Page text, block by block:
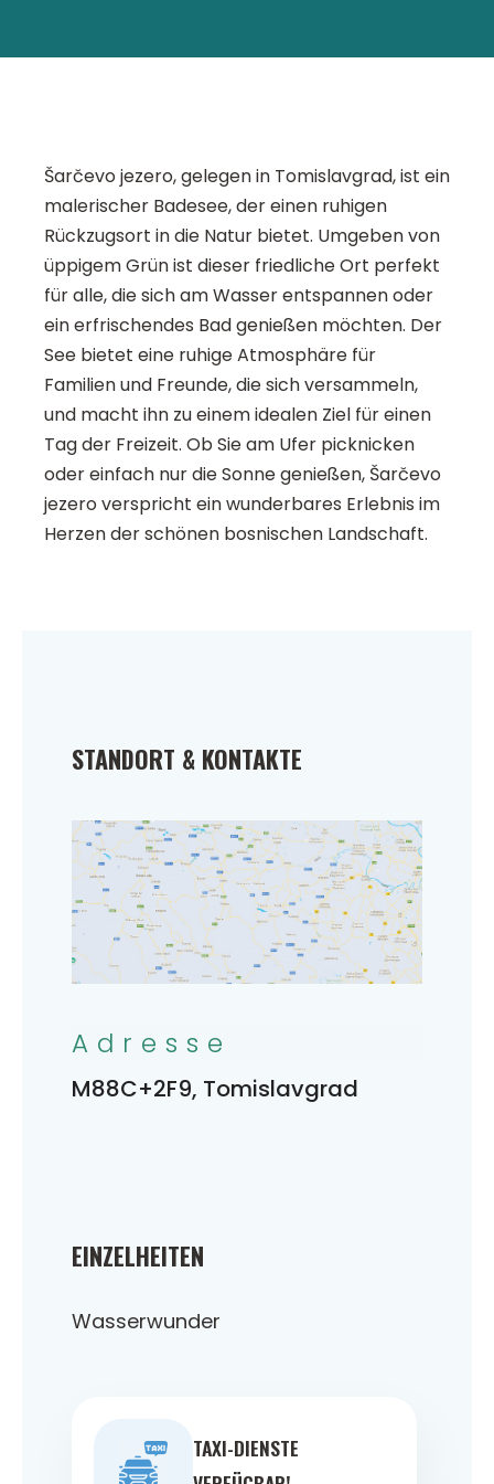
Šarčevo jezero, gelegen in Tomislavgrad, ist ein
malerischer Badesee, der einen ruhigen
Rückzugsort in die Natur bietet. Umgeben von
üppigem Grün ist dieser friedliche Ort perfekt
für alle, die sich am Wasser entspannen oder
ein erfrischendes Bad genießen möchten. Der
See bietet eine ruhige Atmosphäre für
Familien und Freunde, die sich versammeln,
und macht ihn zu einem idealen Ziel für einen
Tag der Freizeit. Ob Sie am Ufer picknicken
oder einfach nur die Sonne genießen, Šarčevo
jezero verspricht ein wunderbares Erlebnis im
Herzen der schönen bosnischen Landschaft.
EINZELHEITEN
Wasserwunder
TAXI-DIENSTE
STANDORT & KONTAKTE
Adresse
M88C+2F9, Tomislavgrad